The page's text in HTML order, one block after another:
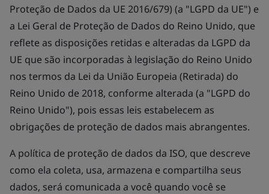
Proteção de Dados da UE 2016/679) (a "LGPD da UE") e
a Lei Geral de Proteção de Dados do Reino Unido, que
reflete as disposições retidas e alteradas da LGPD da
UE que são incorporadas à legislação do Reino Unido
nos termos da Lei da União Europeia (Retirada) do
Reino Unido de 2018, conforme alterada (a "LGPD do
Reino Unido"), pois essas leis estabelecem as
obrigações de proteção de dados mais abrangentes.
A política de proteção de dados da ISO, que descreve
como ela coleta, usa, armazena e compartilha seus
dados, será comunicada a você quando você se